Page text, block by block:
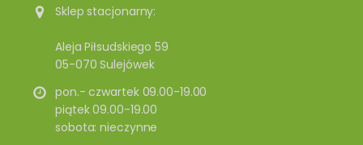
Sklep stacjonarny:
Aleja Piłsudskiego 59
05-070 Sulejówek
pon.- czwartek 09.00-19.00
piątek 09.00-19.00
sobota: nieczynne